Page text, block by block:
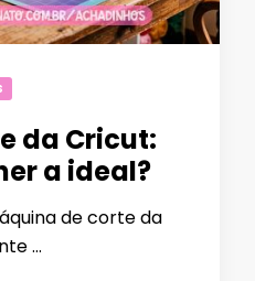
da Cricut:
a ideal?
de corte da
…